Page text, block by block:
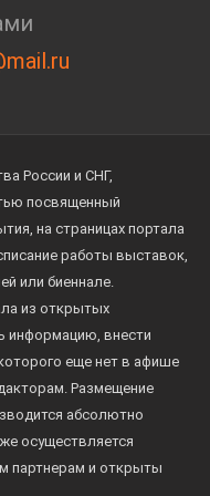
России и СНГ,
посвященный
на страницах портала
работы выставок,
или биеннале.
из открытых
информацию, внести
еще нет в афише
Размещение
абсолютно
осуществляется
партнерам и открыты